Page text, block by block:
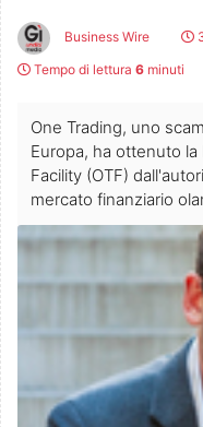
Business Wire
Tempo di lettura 6 minuti
One Trading, uno
Europa, ha ottenuto la
Facility (OTF)
mercato finanziario